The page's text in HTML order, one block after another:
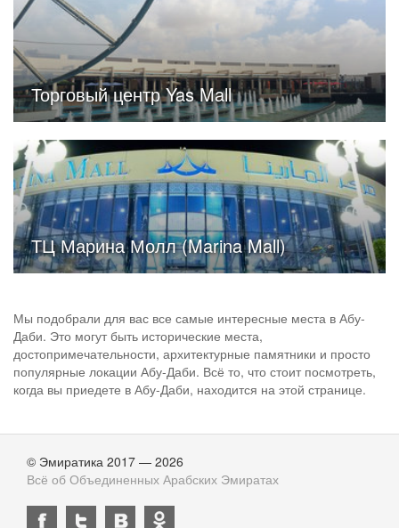
Торговый центр Yas Mall
ТЦ Марина Молл (Marina Mall)
Мы подобрали для вас все самые интересные места в Абу-
Даби. Это могут быть исторические места,
достопримечательности, архитектурные памятники и просто
популярные локации Абу-Даби. Всё то, что стоит посмотреть,
когда вы приедете в Абу-Даби, находится на этой странице.
© Эмиратика 2017 — 2026
Всё об Объединенных Арабских Эмиратах